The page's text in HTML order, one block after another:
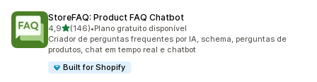
StoreFAQ: Product FAQ Chatbot
4,9de 5 estrelas
(146)
146 avaliações ao todo
•Plano gratuito disponível
Criador de perguntas frequentes por IA, schema, perguntas de
produtos, chat em tempo real e chatbot
Built for Shopify